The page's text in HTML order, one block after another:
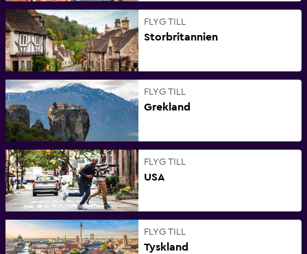
FLYG TILL
Storbritannien
FLYG TILL
Grekland
FLYG TILL
USA
FLYG TILL
Tyskland